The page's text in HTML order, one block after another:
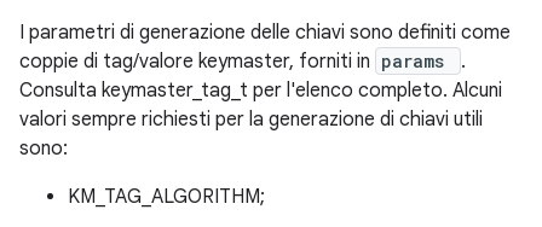
I parametri di generazione delle chiavi sono definiti come
coppie di tag/valore keymaster, forniti in params
.
Consulta keymaster_tag_t per l'elenco completo. Alcuni
valori sempre richiesti per la generazione di chiavi utili
sono:
KM_TAG_ALGORITHM;